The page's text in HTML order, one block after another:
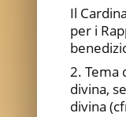
Il
per i
2. Tema
divina,
divina